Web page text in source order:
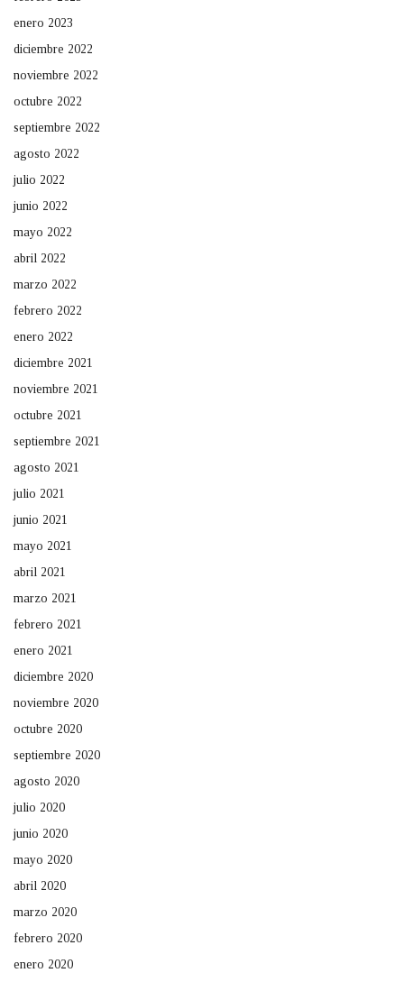
enero 2023
diciembre 2022
noviembre 2022
octubre 2022
septiembre 2022
agosto 2022
julio 2022
junio 2022
mayo 2022
abril 2022
marzo 2022
febrero 2022
enero 2022
diciembre 2021
noviembre 2021
octubre 2021
septiembre 2021
agosto 2021
julio 2021
junio 2021
mayo 2021
abril 2021
marzo 2021
febrero 2021
enero 2021
diciembre 2020
noviembre 2020
octubre 2020
septiembre 2020
agosto 2020
julio 2020
junio 2020
mayo 2020
abril 2020
marzo 2020
febrero 2020
enero 2020